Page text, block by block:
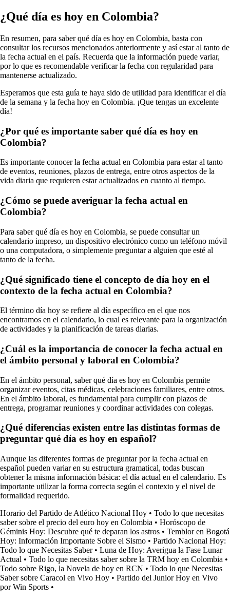
¿Qué día es hoy en Colombia?
En resumen, para saber qué día es hoy en Colombia, basta con
consultar los recursos mencionados anteriormente y así estar al tanto de
la fecha actual en el país. Recuerda que la información puede variar,
por lo que es recomendable verificar la fecha con regularidad para
mantenerse actualizado.
Esperamos que esta guía te haya sido de utilidad para identificar el día
de la semana y la fecha hoy en Colombia. ¡Que tengas un excelente
día!
¿Por qué es importante saber qué día es hoy en
Colombia?
Es importante conocer la fecha actual en Colombia para estar al tanto
de eventos, reuniones, plazos de entrega, entre otros aspectos de la
vida diaria que requieren estar actualizados en cuanto al tiempo.
¿Cómo se puede averiguar la fecha actual en
Colombia?
Para saber qué día es hoy en Colombia, se puede consultar un
calendario impreso, un dispositivo electrónico como un teléfono móvil
o una computadora, o simplemente preguntar a alguien que esté al
tanto de la fecha.
¿Qué significado tiene el concepto de día hoy en el
contexto de la fecha actual en Colombia?
El término día hoy se refiere al día específico en el que nos
encontramos en el calendario, lo cual es relevante para la organización
de actividades y la planificación de tareas diarias.
¿Cuál es la importancia de conocer la fecha actual en
el ámbito personal y laboral en Colombia?
En el ámbito personal, saber qué día es hoy en Colombia permite
organizar eventos, citas médicas, celebraciones familiares, entre otros.
En el ámbito laboral, es fundamental para cumplir con plazos de
entrega, programar reuniones y coordinar actividades con colegas.
¿Qué diferencias existen entre las distintas formas de
preguntar qué día es hoy en español?
Aunque las diferentes formas de preguntar por la fecha actual en
español pueden variar en su estructura gramatical, todas buscan
obtener la misma información básica: el día actual en el calendario. Es
importante utilizar la forma correcta según el contexto y el nivel de
formalidad requerido.
Horario del Partido de Atlético Nacional Hoy • Todo lo que necesitas
saber sobre el precio del euro hoy en Colombia • Horóscopo de
Géminis Hoy: Descubre qué te deparan los astros • Temblor en Bogotá
Hoy: Información Importante Sobre el Sismo • Partido Nacional Hoy:
Todo lo que Necesitas Saber• Luna de Hoy: Averigua la Fase Lunar
Actual • Todo lo que necesitas saber sobre la TRM hoy en Colombia •
Todo sobre Rigo, la Novela de hoy en RCN • Todo lo que Necesitas
Saber sobre Caracol en Vivo Hoy • Partido del Junior Hoy en Vivo
por Win Sports •